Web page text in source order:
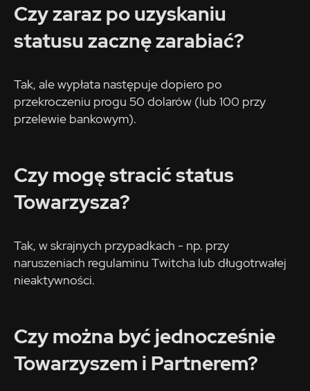
Czy zaraz po uzyskaniu
statusu zacznę zarabiać?
Tak, ale wypłata następuje dopiero po
przekroczeniu progu 50 dolarów (lub 100 przy
przelewie bankowym).
Czy mogę stracić status
Towarzysza?
Tak, w skrajnych przypadkach - np. przy
naruszeniach regulaminu Twitcha lub długotrwałej
nieaktywności.
Czy można być jednocześnie
Towarzyszem i Partnerem?